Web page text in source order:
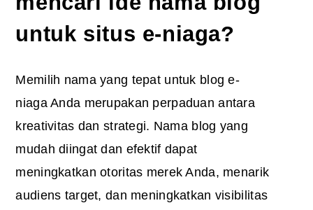
untuk situs e-niaga?
Memilih nama yang tepat untuk blog e-
niaga Anda merupakan perpaduan antara
kreativitas dan strategi. Nama blog yang
mudah diingat dan efektif dapat
meningkatkan otoritas merek Anda, menarik
audiens target, dan meningkatkan visibilitas